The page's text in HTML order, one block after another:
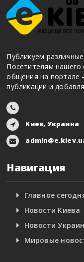
Публикуем
Посетителям нашего
общения на портале
публикации и
Киев, Украина
Навигация
Главное
Новости Киева
Новости
Мировые